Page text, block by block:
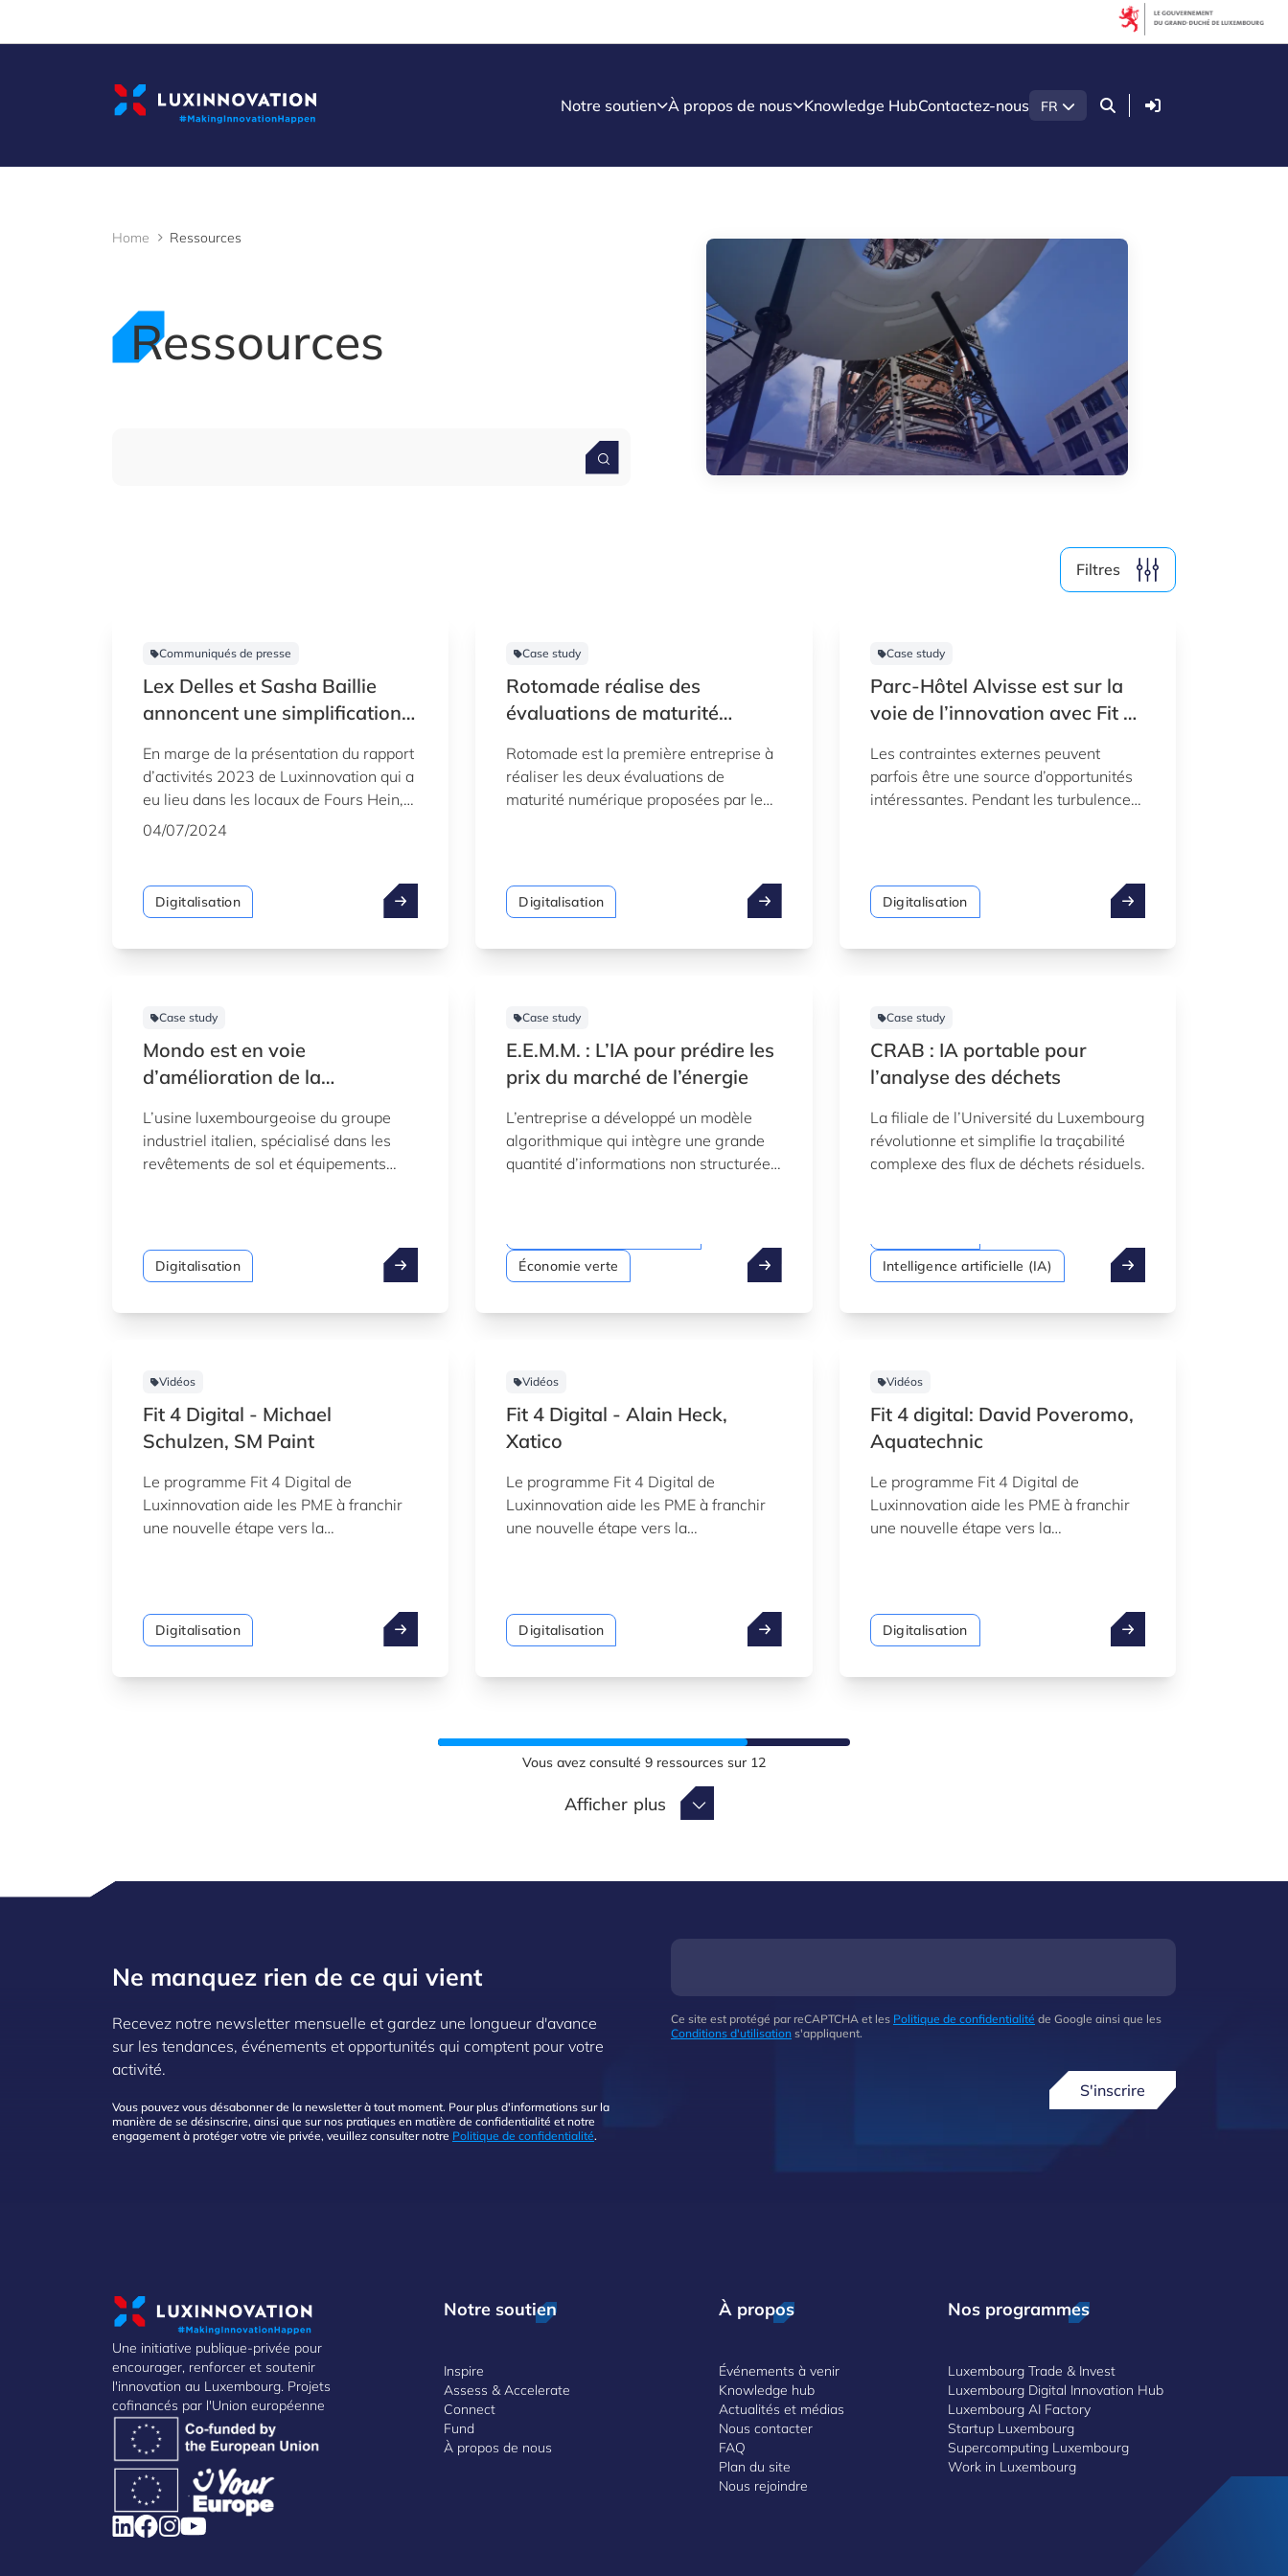
Notre soutien À propos de nous Knowledge HubContactez-nous FR Connexion
Home Ressources
Ressources
Filtres
Filtres
Sécurité & Défense
Startups & Scaleups
Technologies de santé
Technologies quantiques
Filtre par sous-type
Connaissance (8)
Média (4)
Effacer le filtre
Afficher116 résultats
Communiqués de presse
Lex Delles et Sasha Baillie
annoncent une simplification
aides axées sur l’intelligence
artificielle lors de la
présentation du rapport
En marge de la présentation du rapport
d’activités 2023 de Luxinnovation qui a
eu lieu dans les locaux de Fours Hein,
Lex Delles, le ministre de l’Économie,
ont annoncé la standardisation des
programmes « Fit 4 » et le lancement
focalisé sur l’intelligence artificielle.
04/07/2024
Digitalisation
Case study
Rotomade réalise des
évaluations de maturité
Rotomade est la première entreprise à
réaliser les deux évaluations de
maturité numérique proposées par le
autres initiatives actuelles sont
cohérentes avec la stratégie à long
Digitalisation
Case study
Parc-Hôtel Alvisse est sur la
voie de l’innovation avec Fit 4
Les contraintes externes peuvent
parfois être une source d’opportunités
intéressantes. Pendant les turbulences
afin d’offrir une expérience améliorée à
ses clients.
Digitalisation
Case study
Mondo est en voie
d’amélioration de la
L’usine luxembourgeoise du groupe
industriel italien, spécialisé dans les
revêtements de sol et équipements
Digitalisation
Case study
E.E.M.M. : L’IA pour prédire les
prix du marché de l’énergie
L’entreprise a développé un modèle
algorithmique qui intègre une grande
quantité d’informations non structurées
Économie verte
Case study
CRAB : IA portable pour
l’analyse des déchets
La filiale de l’Université du Luxembourg
révolutionne et simplifie la traçabilité
complexe des flux de déchets résiduels.
Intelligence artificielle (IA)
Vidéos
Fit 4 Digital - Michael
Schulzen, SM Paint
Le programme Fit 4 Digital de
Luxinnovation aide les PME à franchir
une nouvelle étape vers la
Digitalisation
Vidéos
Fit 4 Digital - Alain Heck,
Xatico
Le programme Fit 4 Digital de
Luxinnovation aide les PME à franchir
une nouvelle étape vers la
Digitalisation
Vidéos
Fit 4 digital: David Poveromo,
Aquatechnic
Le programme Fit 4 Digital de
Luxinnovation aide les PME à franchir
une nouvelle étape vers la
Digitalisation
Vous avez consulté 9 ressources sur 12
Afficher plus Afficher plus
Ne manquez rien de ce qui vient
Recevez notre newsletter mensuelle et gardez une longueur d'avance
sur les tendances, événements et opportunités qui comptent pour votre
activité.
Vous pouvez vous désabonner de la newsletter à tout moment. Pour plus d'informations sur la
manière de se désinscrire, ainsi que sur nos pratiques en matière de confidentialité et notre
engagement à protéger votre vie privée, veuillez consulter notre Politique de confidentialité.
Ce site est protégé par reCAPTCHA et les Politique de confidentialité de Google ainsi que les
Conditions d'utilisation s'appliquent.
S'inscrire
Une initiative publique-privée pour
encourager, renforcer et soutenir
l'innovation au Luxembourg. Projets
cofinancés par l'Union européenne
Notre soutien
Inspire
Assess & Accelerate
Connect
Fund
À propos de nous
À propos
Événements à venir
Knowledge hub
Actualités et médias
Nous contacter
FAQ
Plan du site
Nous rejoindre
Nos programmes
Luxembourg Trade & Invest
Luxembourg Digital Innovation Hub
Luxembourg AI Factory
Startup Luxembourg
Supercomputing Luxembourg
Work in Luxembourg